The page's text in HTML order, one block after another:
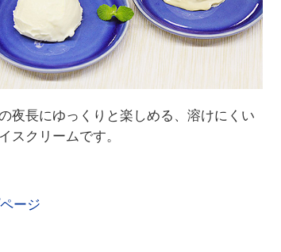
夜長にゆっくりと楽しめる、溶けにくい
スクリームです。
ージ